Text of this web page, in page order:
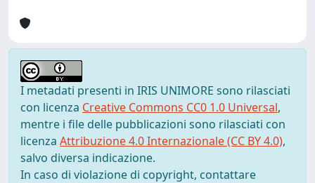
I metadati presenti in IRIS UNIMORE sono rilasciati
con licenza Creative Commons CC0 1.0 Universal,
mentre i file delle pubblicazioni sono rilasciati con
licenza Attribuzione 4.0 Internazionale (CC BY 4.0),
salvo diversa indicazione.
In caso di violazione di copyright, contattare